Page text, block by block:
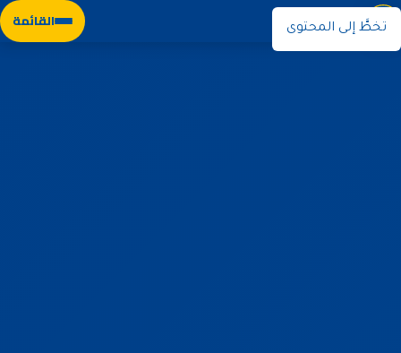
تخطَّ إلى المحتوى القائمة نوران